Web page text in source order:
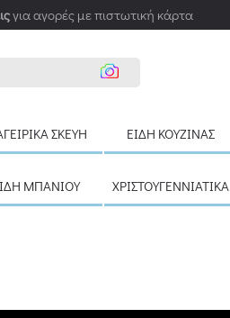
για αγορές με πιστωτική κάρτα
ΣΚΕΎΗ ΕΊΔΗ ΚΟΥΖΊΝΑΣ
ΜΠΆΝΙΟΥ ΧΡΙΣΤΟΥΓΕΝΝΙΆΤΙΚΑ